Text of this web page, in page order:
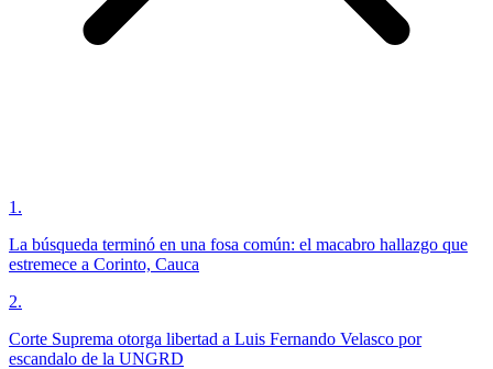
1 .
La búsqueda terminó en una fosa común: el macabro hallazgo que
estremece a Corinto, Cauca
2.
Corte Suprema otorga libertad a Luis Fernando Velasco por
escandalo de la UNGRD